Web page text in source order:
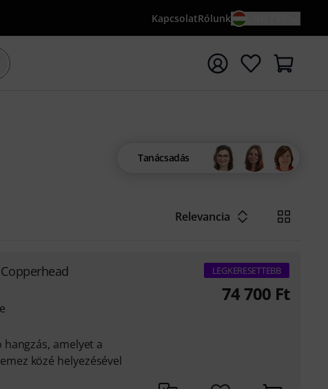
KapcsolatRólunk
indítása {searchTerm} keresőszóval
Tanácsadás
Relevancia
amelyet a
közé helyezésével
LEGKERESETTEBB
74 700 Ft